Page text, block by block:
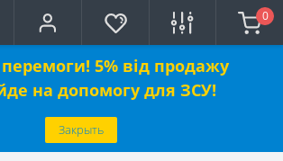
5% від продажу
на допомогу для ЗСУ!
Закрыть
0